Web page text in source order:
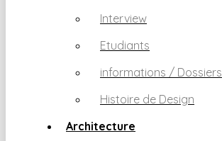
Interview
Etudiants
informations / Dossiers
Histoire de Design
Architecture